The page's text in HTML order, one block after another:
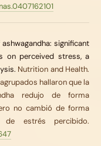
significant
on perceived stress, a
Nutrition and Health.
hallaron que la
redujo de forma
no cambió de forma
de estrés percibido.